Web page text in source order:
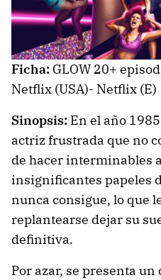
Ficha: GLOW 20+
Netflix (USA)- Netflix (E)
Sinopsis: En el año
actriz frustrada que no
de hacer interminables
insignificantes papeles
nunca consigue, lo que
replantearse dejar su
definitiva.
Por azar, se presenta